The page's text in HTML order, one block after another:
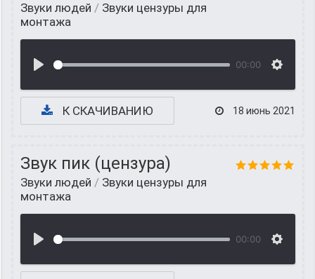
Звуки людей / Звуки цензуры для
монтажа
00:00
К СКАЧИВАНИЮ 18 июнь 2021
Звук пик (цензура)
Звуки людей / Звуки цензуры для
монтажа
00:00